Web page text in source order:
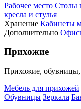
Рабочее место Столы
кресла и стулья
Хранение Кабинеты
Дополнительно
Прихожие
Прихожие, обувницы,
Мебель для прихожей
Обувницы Зеркала